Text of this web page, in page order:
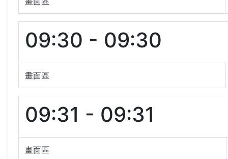
09:30 - 09:30
畫面區
09:31 - 09:31
畫面區